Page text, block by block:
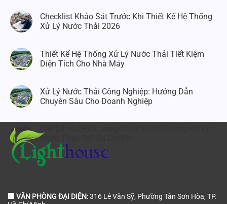
Checklist Khảo Sát Trước Khi Thiết Kế Hệ Thống
Xử Lý Nước Thải 2026
Thiết Kế Hệ Thống Xử Lý Nước Thải Tiết Kiệm
Diện Tích Cho Nhà Máy
Xử Lý Nước Thải Công Nghiệp: Hướng Dẫn
Chuyên Sâu Cho Doanh Nghiệp
Nước Thải: Tối Ưu Chi Phí
🏢 VĂN PHÒNG ĐẠI DIỆN:316 Lê Văn Sỹ, Phường Tân Sơn Hòa, TP.